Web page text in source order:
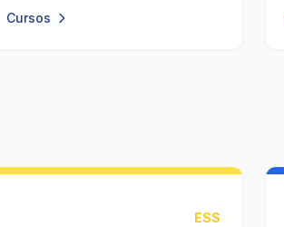
Cursos
ESS